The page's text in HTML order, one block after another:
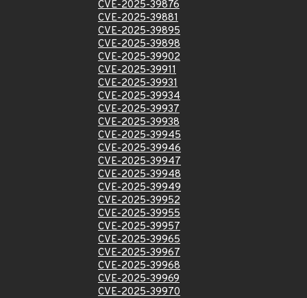
CVE-2025-39876
CVE-2025-39881
CVE-2025-39895
CVE-2025-39898
CVE-2025-39902
CVE-2025-39911
CVE-2025-39931
CVE-2025-39934
CVE-2025-39937
CVE-2025-39938
CVE-2025-39945
CVE-2025-39946
CVE-2025-39947
CVE-2025-39948
CVE-2025-39949
CVE-2025-39952
CVE-2025-39955
CVE-2025-39957
CVE-2025-39965
CVE-2025-39967
CVE-2025-39968
CVE-2025-39969
CVE-2025-39970